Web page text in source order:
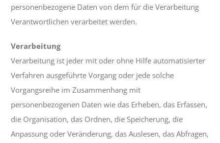
personenbezogene Daten von dem für die Verarbeitung
Verantwortlichen verarbeitet werden.
Verarbeitung
Verarbeitung ist jeder mit oder ohne Hilfe automatisierter
Verfahren ausgeführte Vorgang oder jede solche
Vorgangsreihe im Zusammenhang mit
personenbezogenen Daten wie das Erheben, das Erfassen,
die Organisation, das Ordnen, die Speicherung, die
Anpassung oder Veränderung, das Auslesen, das Abfragen,